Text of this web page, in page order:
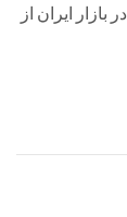
ایران از